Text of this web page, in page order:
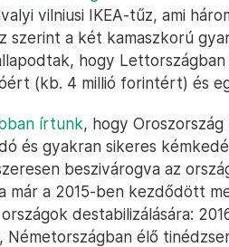
vilniusi IKEA-tűz, ami
a két kamaszkorú
hogy Lettországban
(kb. 4 millió forintért) és
írtunk, hogy
és gyakran sikeres
beszivárogva az
már a 2015-ben kezdődött
destabilizálására:
élő